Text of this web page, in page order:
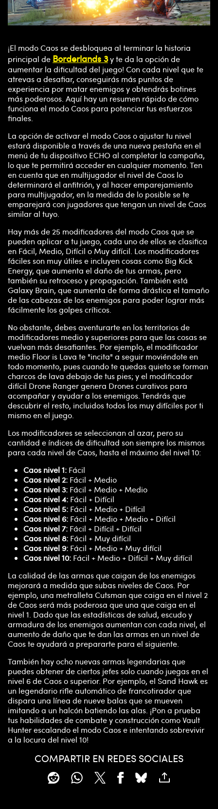
¡El modo Caos se desbloquea al terminar la historia
principal de Borderlands 3y te da la opción de
aumentar la dificultad del juego! Con cada nivel que te
atrevas a desafiar, conseguirás más puntos de
experiencia por matar enemigos y obtendrás botines
más poderosos. Aquí hay un resumen rápido de cómo
funciona el modo Caos para potenciar tus esfuerzos
finales.
La opción de activar el modo Caos o ajustar tu nivel
estará disponible a través de una nueva pestaña en el
menú de tu dispositivo ECHO al completar la campaña,
lo que te permitirá acceder en cualquier momento. Ten
en cuenta que en multijugador el nivel de Caos lo
determinará el anfitrión, y al hacer emparejamiento
para multijugador, en la medida de lo posible se te
emparejará con jugadores que tengan un nivel de Caos
similar al tuyo.
Hay más de 25 modificadores del modo Caos que se
pueden aplicar a tu juego, cada uno de ellos se clasifica
en Fácil, Medio, Difícil o Muy difícil. Los modificadores
fáciles son muy útiles e incluyen cosas como Big Kick
Energy, que aumenta el daño de tus armas, pero
también su retroceso y propagación. También está
Galaxy Brain, que aumenta de forma drástica el tamaño
de las cabezas de los enemigos para poder lograr más
fácilmente los golpes críticos.
No obstante, debes aventurarte en los territorios de
modificadores medio y superiores para que las cosas se
vuelvan más desafiantes. Por ejemplo, el modificador
medio Floor is Lava te "incita" a seguir moviéndote en
todo momento, pues cuando te quedas quieto se forman
charcos de lava debajo de tus pies; y el modificador
difícil Drone Ranger genera Drones curativos para
acompañar y ayudar a los enemigos. Tendrás que
descubrir el resto, incluidos todos los muy difíciles por ti
mismo en el juego.
Los modificadores se seleccionan al azar, pero su
cantidad e índices de dificultad son siempre los mismos
para cada nivel de Caos, hasta el máximo del nivel 10:
Caos nivel 1: Fácil
Caos nivel 2: Fácil + Medio
Caos nivel 3: Fácil + Medio + Medio
Caos nivel 4: Fácil + Difícil
Caos nivel 5: Fácil + Medio + Difícil
Caos nivel 6: Fácil + Medio + Medio + Difícil
Caos nivel 7: Fácil + Difícil + Difícil
Caos nivel 8: Fácil + Muy difícil
Caos nivel 9: Fácil + Medio + Muy difícil
Caos nivel 10: Fácil + Medio + Difícil + Muy difícil
La calidad de las armas que caigan de los enemigos
mejorará a medida que subas niveles de Caos. Por
ejemplo, una metralleta Cutsman que caiga en el nivel 2
de Caos será más poderosa que una que caiga en el
nivel 1. Dado que las estadísticas de salud, escudo y
armadura de los enemigos aumentan con cada nivel, el
aumento de daño que te dan las armas en un nivel de
Caos te ayudará a prepararte para el siguiente.
También hay ocho nuevas armas legendarias que
puedes obtener de ciertos jefes solo cuando juegas en el
nivel 6 de Caos o superior. Por ejemplo, el Sand Hawk es
un legendario rifle automático de francotirador que
dispara una línea de nueve balas que se mueven
imitando a un halcón batiendo las alas. ¡Pon a prueba
tus habilidades de combate y construcción como Vault
Hunter escalando el modo Caos e intentando sobrevivir
a la locura del nivel 10!
COMPARTIR EN REDES SOCIALES